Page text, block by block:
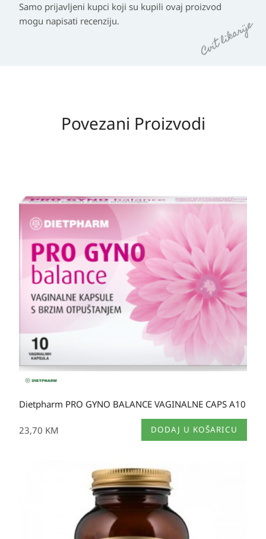
Samo prijavljeni kupci koji su kupili ovaj proizvod
mogu napisati recenziju.
Povezani Proizvodi
Dietpharm PRO GYNO BALANCE VAGINALNE CAPS A10
23,70 KM DODAJ U KOŠARICU